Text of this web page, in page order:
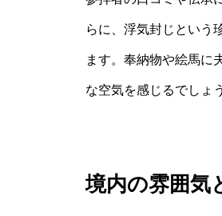
らに、浮気封じという
ます。奉納物や絵馬に
な空気を感じるでしょ
境内の雰囲気